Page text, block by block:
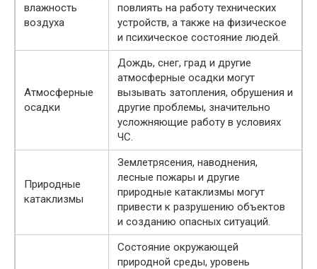
влажность
воздуха
повлиять на работу технических
устройств, а также на физическое
и психическое состояние людей.
Атмосферные
осадки
Дождь, снег, град и другие
атмосферные осадки могут
вызывать затопления, обрушения и
другие проблемы, значительно
усложняющие работу в условиях
ЧС.
Природные
катаклизмы
Землетрясения, наводнения,
лесные пожары и другие
природные катаклизмы могут
привести к разрушению объектов
и созданию опасных ситуаций.
Состояние окружающей
природной среды, уровень